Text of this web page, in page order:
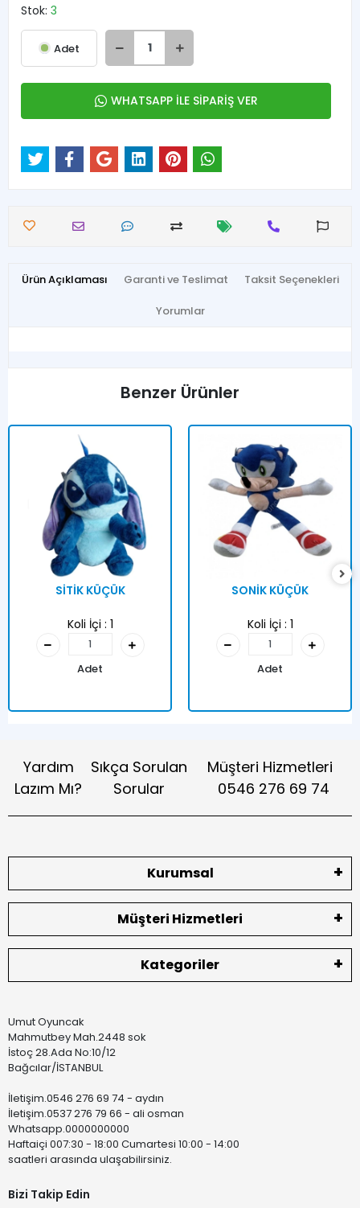
Stok: 3
Adet
WHATSAPP İLE SİPARİŞ VER
Ürün Açıklaması Garanti ve Teslimat Taksit Seçenekleri
Yorumlar
Benzer Ürünler
SİTİK KÜÇÜK
Koli İçi : 1
Adet
SONİK KÜÇÜK
Koli İçi : 1
Adet
Yardım
Lazım Mı?
Sıkça Sorulan
Sorular
Müşteri Hizmetleri
0546 276 69 74
Kurumsal
Müşteri Hizmetleri
Kategoriler
Umut Oyuncak
Mahmutbey Mah.2448 sok
İstoç 28.Ada No:10/12
Bağcılar/İSTANBUL
İletişim.0546 276 69 74 - aydın
İletişim.0537 276 79 66 - ali osman
Whatsapp.0000000000
Haftaiçi 007:30 - 18:00 Cumartesi 10:00 - 14:00
saatleri arasında ulaşabilirsiniz.
Bizi Takip Edin